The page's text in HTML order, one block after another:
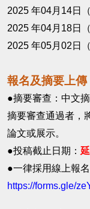
2025 年04月 14日
2025 年04月 18日
2025 年05月 02 日
報名及摘要上傳
●摘要審查：中文
摘要審查通過者，
論文或展示。
●投稿截止日期：
●一律採用線上報
https://forms.gle/